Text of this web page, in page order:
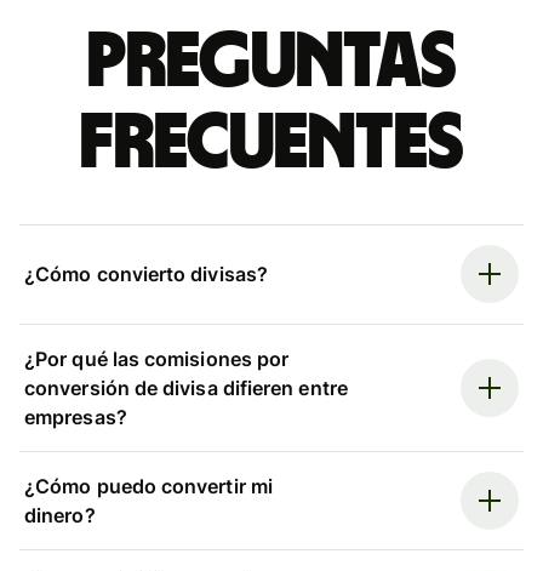
Preguntas
frecuentes
¿Cómo convierto divisas?
¿Por qué las comisiones por
conversión de divisa difieren entre
empresas?
¿Cómo puedo convertir mi
dinero?